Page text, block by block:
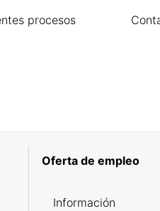
procesos
Oferta de empleo
Información